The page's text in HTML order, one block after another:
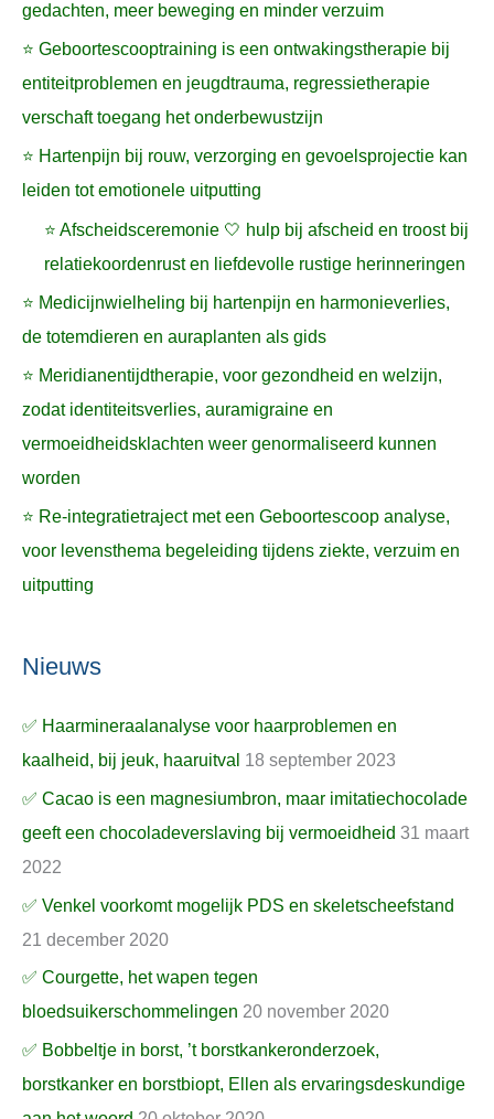
gedachten, meer beweging en minder verzuim
⭐ Geboortescooptraining is een ontwakingstherapie bij
entiteitproblemen en jeugdtrauma, regressietherapie
verschaft toegang het onderbewustzijn
⭐ Hartenpijn bij rouw, verzorging en gevoelsprojectie kan
leiden tot emotionele uitputting
⭐ Afscheidsceremonie 🤍 hulp bij afscheid en troost bij
relatiekoordenrust en liefdevolle rustige herinneringen
⭐ Medicijnwielheling bij hartenpijn en harmonieverlies,
de totemdieren en auraplanten als gids
⭐ Meridianentijdtherapie, voor gezondheid en welzijn,
zodat identiteitsverlies, auramigraine en
vermoeidheidsklachten weer genormaliseerd kunnen
worden
⭐ Re-integratietraject met een Geboortescoop analyse,
voor levensthema begeleiding tijdens ziekte, verzuim en
uitputting
Nieuws
✅ Haarmineraalanalyse voor haarproblemen en
kaalheid, bij jeuk, haaruitval 18 september 2023
✅ Cacao is een magnesiumbron, maar imitatiechocolade
geeft een chocoladeverslaving bij vermoeidheid 31 maart
2022
✅ Venkel voorkomt mogelijk PDS en skeletscheefstand
21 december 2020
✅ Courgette, het wapen tegen
bloedsuikerschommelingen 20 november 2020
✅ Bobbeltje in borst, ’t borstkankeronderzoek,
borstkanker en borstbiopt, Ellen als ervaringsdeskundige